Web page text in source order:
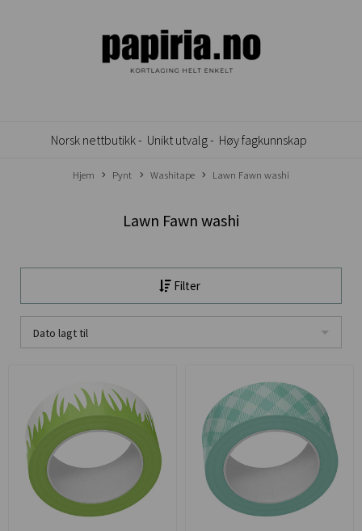
Norsk nettbutikk - Unikt utvalg - Høy fagkunnskap
Hjem Pynt Washitape Lawn Fawn washi
Lawn Fawn washi
Filter
Dato lagt til